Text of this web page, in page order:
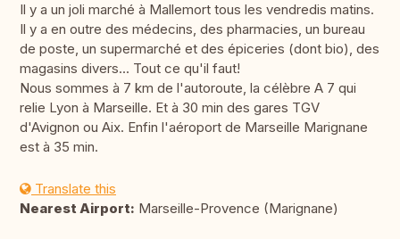
Il y a un joli marché à Mallemort tous les vendredis matins.
Il y a en outre des médecins, des pharmacies, un bureau
de poste, un supermarché et des épiceries (dont bio), des
magasins divers... Tout ce qu'il faut!
Nous sommes à 7 km de l'autoroute, la célèbre A 7 qui
relie Lyon à Marseille. Et à 30 min des gares TGV
d'Avignon ou Aix. Enfin l'aéroport de Marseille Marignane
est à 35 min.
Translate this
Nearest Airport: Marseille-Provence (Marignane)